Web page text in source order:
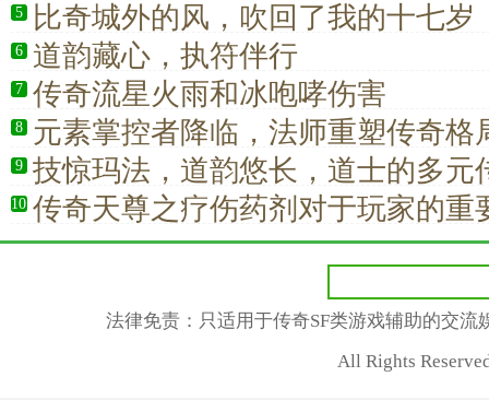
5 比奇城外的风，吹回了我的十七岁
6 道韵藏心，执符伴行
7 传奇流星火雨和冰咆哮伤害
8 元素掌控者降临，法师重塑传奇格
9 技惊玛法，道韵悠长，道士的多元
10 传奇天尊之疗伤药剂对于玩家的重
法律免责：只适用于传奇SF类游戏辅助的交
All Rights